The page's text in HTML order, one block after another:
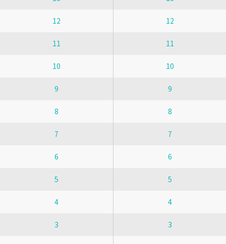
12 12
11 11
10 10
9 9
8 8
7 7
6 6
5 5
4 4
3 3